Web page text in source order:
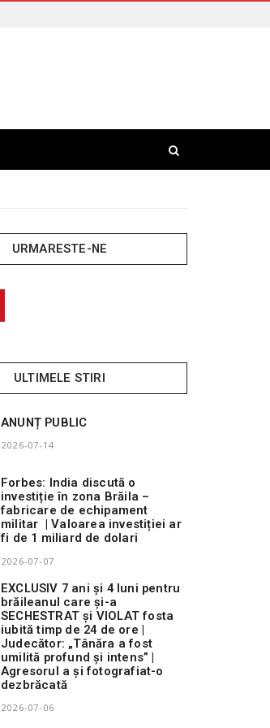
URMARESTE-NE
ULTIMELE STIRI
ANUNȚ PUBLIC
2026-07-14
Forbes: India discută o
investiție în zona Brăila –
fabricare de echipament
militar | Valoarea investiției ar
fi de 1 miliard de dolari
2026-07-07
EXCLUSIV 7 ani și 4 luni pentru
brăileanul care și-a
SECHESTRAT și VIOLAT fosta
iubită timp de 24 de ore |
Judecător: „Tânăra a fost
umilită profund și intens” |
Agresorul a și fotografiat-o
dezbrăcată
2026-07-06